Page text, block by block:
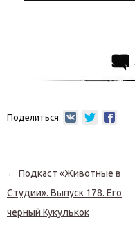
Поделиться:
Навигация по записям
← Подкаст «Животные в
Студии». Выпуск 178. Его
черный Кукулькок